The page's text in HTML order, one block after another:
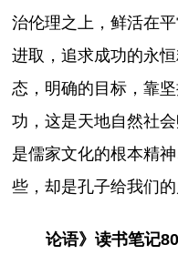
治伦理之上，鲜活在
进取，追求成功的永
态，明确的目标，靠
功，这是天地自然社
是儒家文化的根本精
些，却是孔子给我们的
论语》读书笔记